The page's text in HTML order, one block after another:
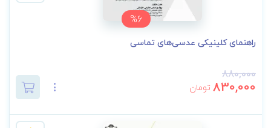
%6
راهنمای کلینیکی عدسی‌های تماسی
880,000
830,000 تومان